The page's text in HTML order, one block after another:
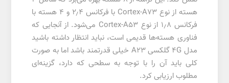
هسته از نوع Cortex-A73 با فرکانس ۲٫۴ و ۴ هسته با
فرکانس ۱٫۸ از نوع Cortex-A53 می‌شود. از آنجایی که
فناوری هسته‌ها قدیمی است، نباید انتظار داشته باشید
مدل ۴G گلکسی A23 خیلی قدرتمند باشد اما به صورت
کلی باید آن را با توجه به سطحی که دارد، گزینه‌ای
مطلوب ارزیابی کرد.